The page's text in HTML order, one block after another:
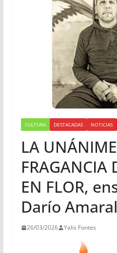
CULTURA DESTACADAS NOTICIAS
LA UNÁNIME
FRAGANCIA
EN FLOR,
Darío Amaral
26/03/2026 Yalis Fontes